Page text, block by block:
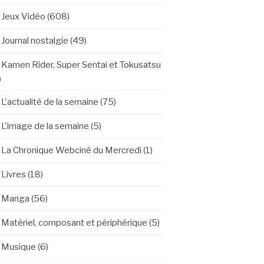
Jeux Vidéo (608)
Journal nostalgie (49)
Kamen Rider, Super Sentai et Tokusatsu
L'actualité de la semaine (75)
L'image de la semaine (5)
La Chronique Webciné du Mercredi (1)
Livres (18)
Manga (56)
Matériel, composant et périphérique (5)
Musique (6)